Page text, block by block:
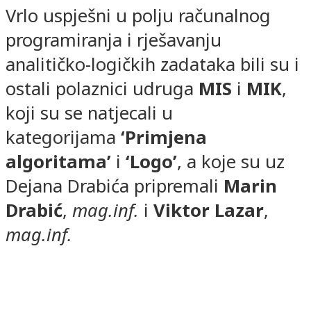
Vrlo uspješni u polju računalnog
programiranja i rješavanju
analitičko-logičkih zadataka bili su i
ostali polaznici udruga MIS i MIK,
koji su se natjecali u
kategorijama ‘Primjena
algoritama’ i ‘Logo’, a koje su uz
Dejana Drabića pripremali Marin
Drabić, mag.inf. i Viktor Lazar,
mag.inf.